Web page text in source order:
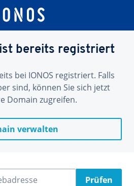
bereits registriert
bei IONOS registriert. Falls
sind, können Sie sich jetzt
Domain zugreifen.
verwalten
Prüfen